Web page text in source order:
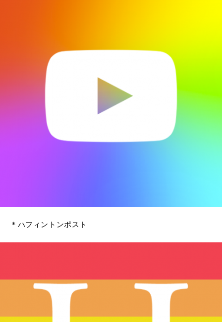
＊ハフィントンポスト